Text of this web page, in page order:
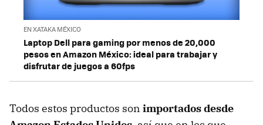
EN XATAKA MÉXICO
Laptop Dell para gaming por menos de 20,000
pesos en Amazon México: ideal para trabajar y
disfrutar de juegos a 60fps
Todos estos productos son importados desde